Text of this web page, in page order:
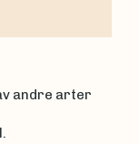
andre arter